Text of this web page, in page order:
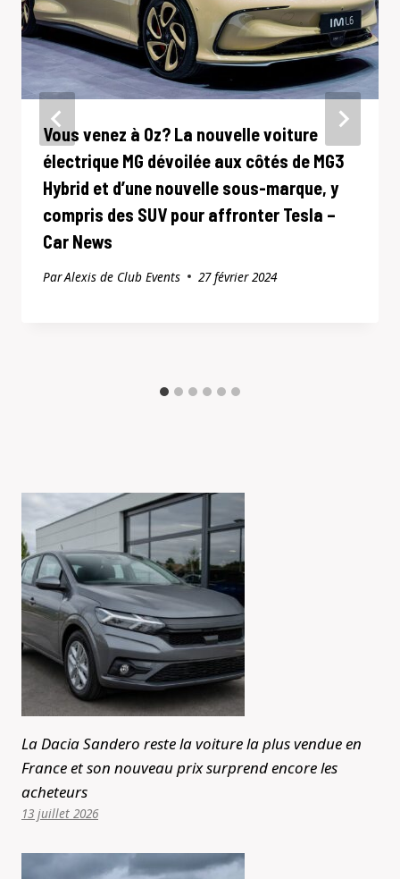
Vous venez à Oz? La nouvelle voiture
électrique MG dévoilée aux côtés de MG3
Hybrid et d’une nouvelle sous-marque, y
compris des SUV pour affronter Tesla –
Car News
ParAlexis de Club Events 27 février 2024
La Dacia Sandero reste la voiture la plus vendue en
France et son nouveau prix surprend encore les
acheteurs
13 juillet 2026